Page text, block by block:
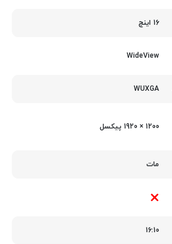
16 اینچ
WideView
WUXGA
1200 × 1920 پیکسل
مات
16:10